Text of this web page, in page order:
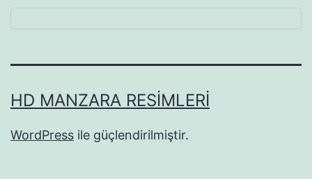
HD MANZARA RESIMLERI
WordPress ile güçlendirilmiştir.